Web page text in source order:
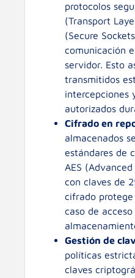
protocolos
(Transport
(Secure
comunicación
servidor. Esto
transmitidos
intercepciones
autorizados
Cifrado en
almacenados
estándares de
AES
con claves de
cifrado
caso de
Gestión de
políticas
claves